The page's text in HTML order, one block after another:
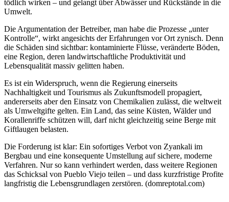
tödlich wirken – und gelangt über Abwässer und Rückstände in die
Umwelt.
Die Argumentation der Betreiber, man habe die Prozesse „unter
Kontrolle“, wirkt angesichts der Erfahrungen vor Ort zynisch. Denn
die Schäden sind sichtbar: kontaminierte Flüsse, veränderte Böden,
eine Region, deren landwirtschaftliche Produktivität und
Lebensqualität massiv gelitten haben.
Es ist ein Widerspruch, wenn die Regierung einerseits
Nachhaltigkeit und Tourismus als Zukunftsmodell propagiert,
andererseits aber den Einsatz von Chemikalien zulässt, die weltweit
als Umweltgifte gelten. Ein Land, das seine Küsten, Wälder und
Korallenriffe schützen will, darf nicht gleichzeitig seine Berge mit
Giftlaugen belasten.
Die Forderung ist klar: Ein sofortiges Verbot von Zyankali im
Bergbau und eine konsequente Umstellung auf sichere, moderne
Verfahren. Nur so kann verhindert werden, dass weitere Regionen
das Schicksal von Pueblo Viejo teilen – und dass kurzfristige Profite
langfristig die Lebensgrundlagen zerstören. (domreptotal.com)